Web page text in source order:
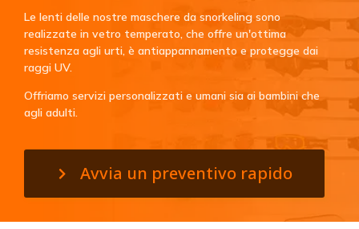
Le lenti delle nostre maschere da snorkeling sono
realizzate in vetro temperato, che offre un'ottima
resistenza agli urti, è antiappannamento e protegge dai
raggi UV.
Offriamo servizi personalizzati e umani sia ai bambini che
agli adulti.
Avvia un preventivo rapido